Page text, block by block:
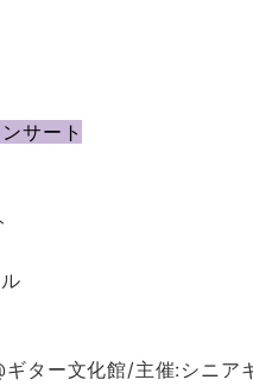
サート
ー文化館/主催:シニア